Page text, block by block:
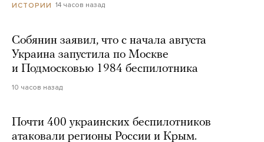
ИСТОРИИ 14 часов назад
Собянин заявил, что с начала августа
Украина запустила по Москве
и Подмосковью 1984 беспилотника
10 часов назад
Почти 400 украинских беспилотников
атаковали регионы России и Крым.